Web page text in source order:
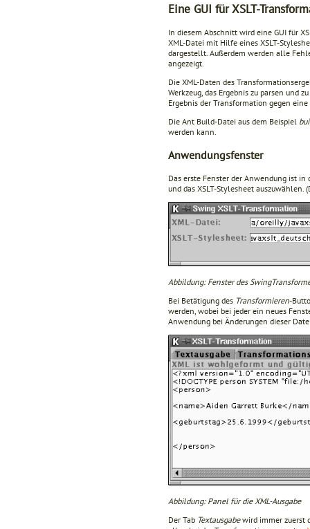
Eine GUI für XSLT-
In diesem Abschnitt wird eine GUI für
XML-Datei mit Hilfe eines XSLT-
dargestellt. Außerdem werden alle
angezeigt.
Die XML-Daten des
Werkzeug, das Ergebnis zu parsen und
Ergebnis der Transformation gegen
Die Ant Build-Datei aus dem Beispiel
werden kann.
Anwendungsfenster
Das erste Fenster der Anwendung ist
und das XSLT-Stylesheet auszuwählen.
Abbildung: Fenster des
Bei Betätigung des Transformieren-
werden, wobei bei jeder ein neues
Anwendung bei Änderungen dieser
Abbildung: Panel für die XML-Ausgabe
Der Tab Textausgabewird immer zuerst